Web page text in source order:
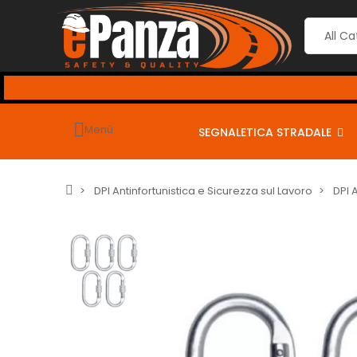
Menù SEGNALETICA STRADALE
DPI Antinfortunistica e Sicurezza sul Lavoro DPI